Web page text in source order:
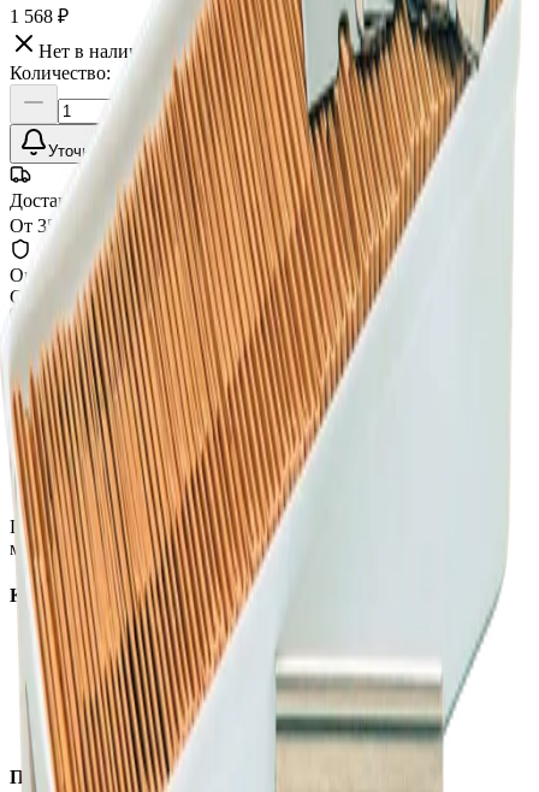
1 568 ₽
Нет в наличии
Количество:
Уточнить наличие
Доставка СДЭК
От 350₽ по России
Оригинал 100%
Сертифицированный товар
Описание
Лезвия для снятия излишков затвердевшего полимера (Delta,
США)
Профессиональная автохимия, оборудование и расходные
материалы для детейлинга.
Каталог
Автохимия
Оборудование
Расходные материалы
Инструменты
Аксессуары
Покупателям